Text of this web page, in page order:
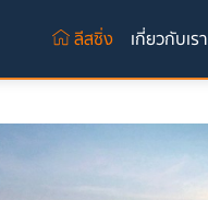
ลีสซิ่ง(current)
เกี่ยวกับเรา